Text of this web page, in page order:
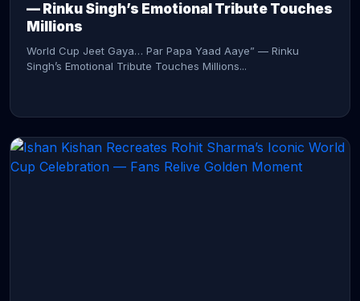
— Rinku Singh’s Emotional Tribute Touches
Millions
World Cup Jeet Gaya… Par Papa Yaad Aaye” — Rinku
Singh’s Emotional Tribute Touches Millions...